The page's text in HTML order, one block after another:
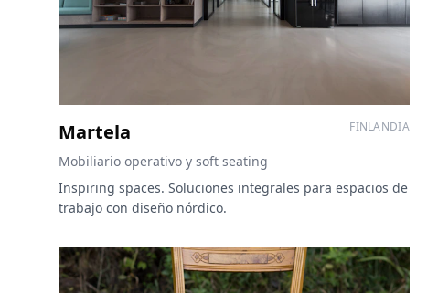
Martela FINLANDIA
Mobiliario operativo y soft seating
Inspiring spaces. Soluciones integrales para espacios de
trabajo con diseño nórdico.